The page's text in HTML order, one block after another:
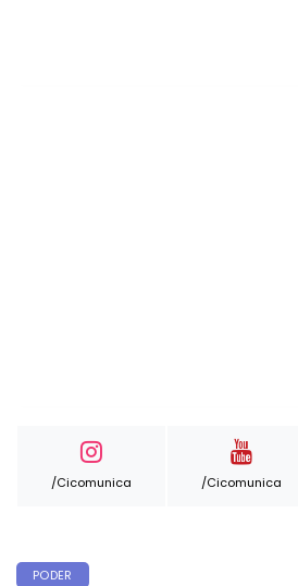
/cicomunica /cicomunica
PODER